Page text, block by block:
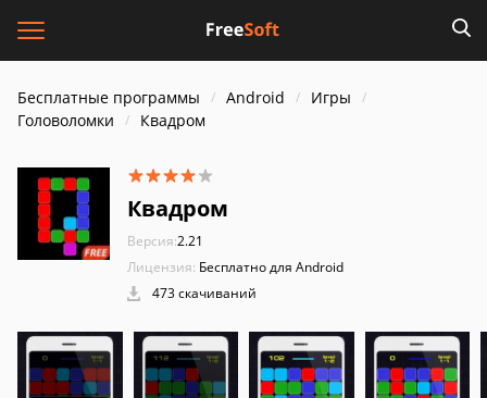
Бесплатные программы Android
Игры
Головоломки
Квадром
Квадром
Версия:2.21
Лицензия: Бесплатно для Android
473 скачиваний